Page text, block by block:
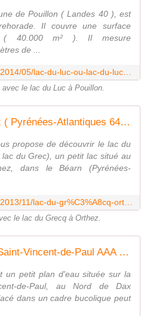
de Pouillon ( Landes 40 ), est
Il couvre une surface
( 40.000 m² ). Il mesure
de ...
le lac du Luc à Pouillon.
Lac du Grècq , Orthez ( Pyrénées-Atlantiques 64 ) AA - ONVQF.over-blog.com
propose de découvrir le lac du
du Grec), un petit lac situé au
dans le Béarn (Pyrénées-
le lac du Grecq à Orthez.
étang de la Glacière, Saint-Vincent-de-Paul AAA - ONVQF.over-blog.com
un petit plan d'eau située sur la
de-Paul, au Nord de Dax
dans un cadre bucolique peut